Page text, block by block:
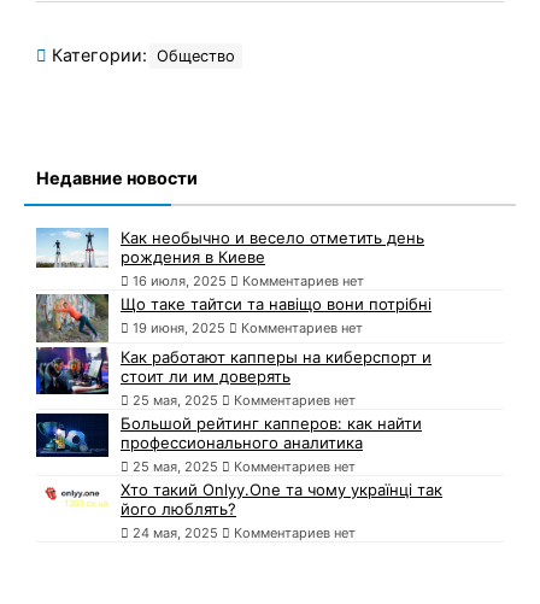
Категории: Общество
Недавние новости
Как необычно и весело отметить день
рождения в Киеве
16 июля, 2025 Комментариев нет
Що таке тайтси та навіщо вони потрібні
19 июня, 2025 Комментариев нет
Как работают капперы на киберспорт и
стоит ли им доверять
25 мая, 2025 Комментариев нет
Большой рейтинг капперов: как найти
профессионального аналитика
25 мая, 2025 Комментариев нет
Хто такий Onlyy.One та чому українці так
його люблять?
24 мая, 2025 Комментариев нет